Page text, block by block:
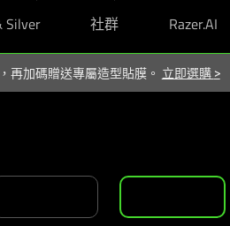
Silver 社群 Razer.AI
再加碼贈送專屬造型貼膜。 立即選購 >